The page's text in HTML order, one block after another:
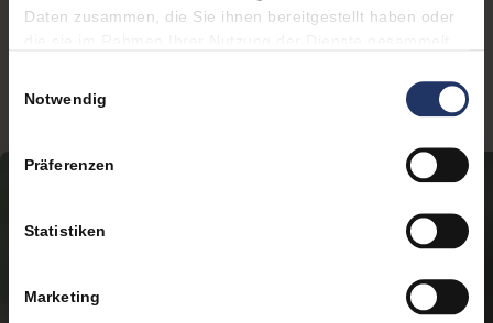
Daten zusammen, die Sie ihnen bereitgestellt haben oder
Notwendig
Präferenzen
Statistiken
Marketing
zum Beispiel auf dem Wutzsee, der für den Motorbootverkehr
Entdeckungsreisen.